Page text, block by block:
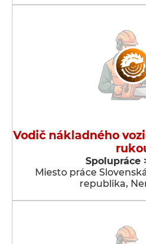
Vodič nákladného
Spolupráce
Miesto práce
republika,